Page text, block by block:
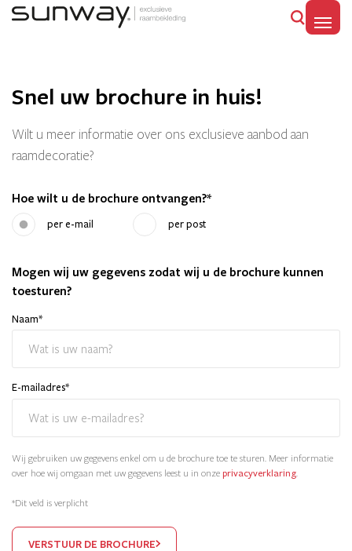
Snel uw brochure in huis!
Wilt u meer informatie over ons exclusieve aanbod aan
raamdecoratie?
Hoe wilt u de brochure ontvangen?*
per e-mail per post
Mogen wij uw gegevens zodat wij u de brochure kunnen
toesturen?
Naam*
E-mailadres*
Wij gebruiken uw gegevens enkel om u de brochure toe te sturen. Meer informatie
over hoe wij omgaan met uw gegevens leest u in onze privacyverklaring
*Dit veld is verplicht
VERSTUUR DE BROCHURE